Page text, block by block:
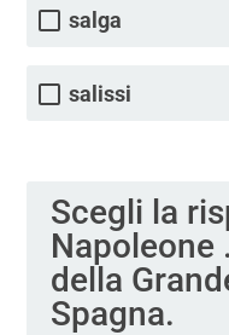
salga
salissi
Scegli la
della
Spagna.